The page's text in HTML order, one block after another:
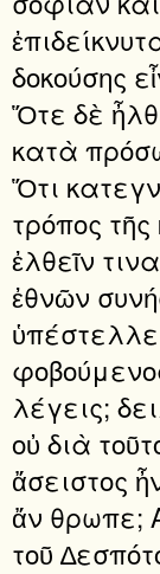
δοκούσης
Ὅτε δὲ
κατὰ
Ὅτι
τρόπος
ἐλθεῖν
ἐθνῶν
λέγεις;
οὐ διὰ
ἄσειστος
ἄν θρωπε;
τοῦ